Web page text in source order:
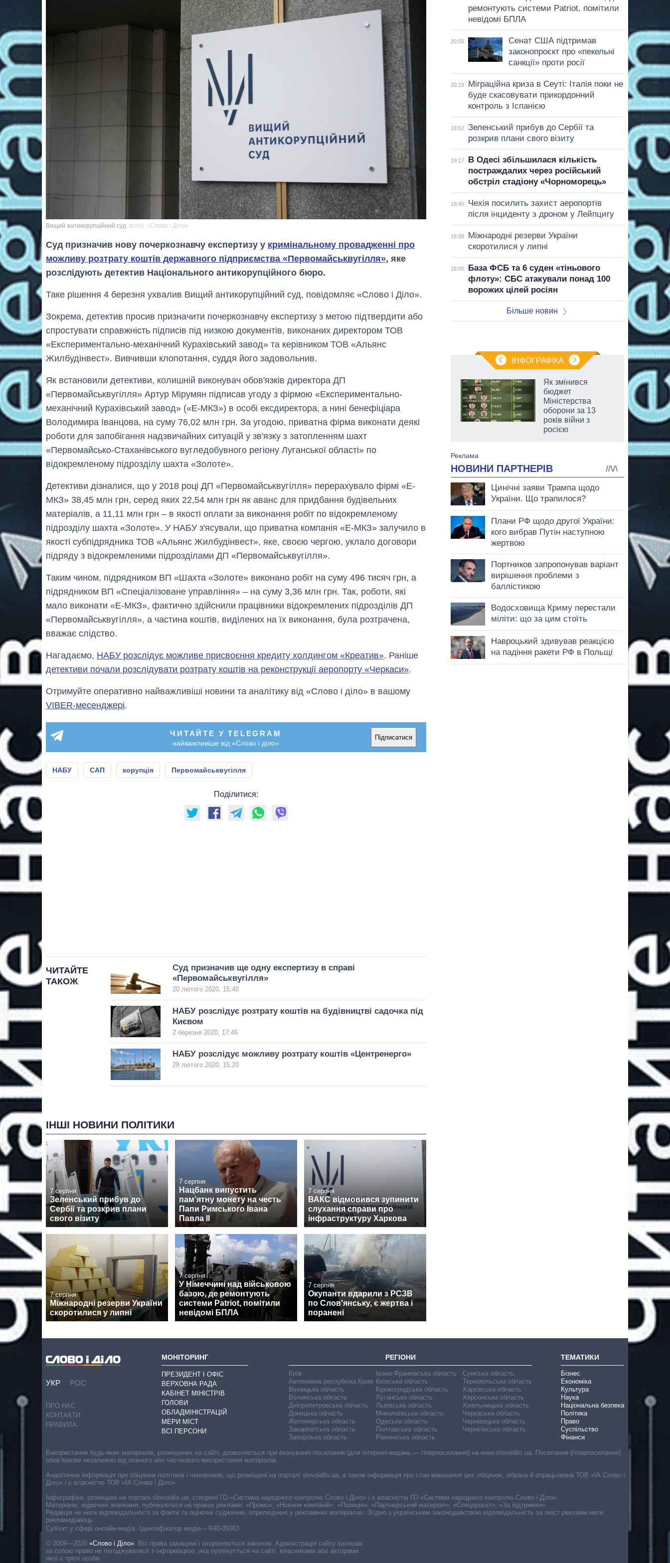
Вищий антикорупційний суд фото: «Слово і Діло»
Суд призначив нову почеркознавчу експертизу у кримінальному провадженні про
можливу розтрату коштів державного підприємства «Первомайськвугілля», яке
розслідують детектив Національного антикорупційного бюро.
Таке рішення 4 березня ухвалив Вищий антикорупційний суд, повідомляє «Слово і Діло».
Зокрема, детектив просив призначити почеркознавчу експертизу з метою підтвердити або
спростувати справжність підписів під низкою документів, виконаних директором ТОВ
«Експериментально-механічний Курахівський завод» та керівником ТОВ «Альянс
Жилбудінвест». Вивчивши клопотання, суддя його задовольнив.
Як встановили детективи, колишній виконувач обов'язків директора ДП
«Первомайськвугілля» Артур Мірумян підписав угоду з фірмою «Експериментально-
механічний Курахівський завод» («Е-МКЗ») в особі ексдиректора, а нині бенефіціара
Володимира Іванцова, на суму 76,02 млн грн. За угодою, приватна фірма виконати деякі
роботи для запобігання надзвичайних ситуацій у зв'язку з затопленням шахт
«Первомайсько-Стаханівського вугледобувного регіону Луганської області» по
відокремленому підрозділу шахта «Золоте».
Детективи дізналися, що у 2018 році ДП «Первомайськвугілля» перерахувало фірмі «Е-
МКЗ» 38,45 млн грн, серед яких 22,54 млн грн як аванс для придбання будівельних
матеріалів, а 11,11 млн грн – в якості оплати за виконання робіт по відокремленому
підрозділу шахта «Золоте». У НАБУ з'ясували, що приватна компанія «Е-МКЗ» залучило в
якості субпідрядника ТОВ «Альянс Жилбудінвест», яке, своєю чергою, уклало договори
підряду з відокремленими підрозділами ДП «Первомайськвугілля».
Таким чином, підрядником ВП «Шахта «Золоте» виконано робіт на суму 496 тисяч грн, а
підрядником ВП «Спеціалізоване управління» – на суму 3,36 млн грн. Так, роботи, які
мало виконати «Е-МКЗ», фактично здійснили працівники відокремлених підрозділів ДП
«Первомайськвугілля», а частина коштів, виділених на їх виконання, була розтрачена,
вважає слідство.
Нагадаємо, НАБУ розслідує можливе присвоєння кредиту холдингом «Креатив». Раніше
детективи почали розслідувати розтрату коштів на реконструкції аеропорту «Черкаси».
Отримуйте оперативно найважливіші новини та аналітику від «Слово і діло» в вашому
VIBER-месенджері.
ЧИТАЙТЕ У TELEGRAM
найважливіше від «Слово і діло»
Підписатися
НАБУ САП корупція Первомайськвугілля
Поділитися:
ЧИТАЙТЕ
ТАКОЖ
Суд призначив ще одну експертизу в справі
«Первомайськвугілля»
20 лютого 2020, 15:40
НАБУ розслідує розтрату коштів на будівництві садочка під
Києвом
2 березня 2020, 17:46
НАБУ розслідує можливу розтрату коштів «Центренерго»
28 лютого 2020, 15:20
ІНШІ НОВИНИ ПОЛІТИКИ
7 серпня
Зеленський прибув до
Сербії та розкрив плани
свого візиту
7 серпня
Нацбанк випустить
пам’ятну монету на честь
Папи Римського Івана
Павла II
7 серпня
ВАКС відмовився зупинити
слухання справи про
інфраструктуру Харкова
7 серпня
Міжнародні резерви України
скоротилися у липні
7 серпня
У Німеччині над військовою
базою, де ремонтують
системи Patriot, помітили
невідомі БПЛА
7 серпня
Окупанти вдарили з РСЗВ
по Слов'янську, є жертва і
поранені
ремонтують системи Patriot, помітили
невідомі БПЛА
20:55
Сенат США підтримав
законопроєкт про «пекельні
санкції» проти росії
20:19
Міграційна криза в Сеуті: Італія поки не
буде скасовувати прикордонний
контроль з Іспанією
19:52
Зеленський прибув до Сербії та
розкрив плани свого візиту
19:17
В Одесі збільшилася кількість
постраждалих через російський
обстріл стадіону «Чорноморець»
18:45
Чехія посилить захист аеропортів
після інциденту з дроном у Лейпцигу
18:09
Міжнародні резерви України
скоротилися у липні
18:05
База ФСБ та 6 суден «тіньового
флоту»: СБС атакували понад 100
ворожих цілей росіян
Більше новин
ІНФОГРАФІКА
років: хто і як
посаду керівника
СЗР
Як змінився
бюджет
Міністерства
оборони за 13
років війни з
росією
УКР РОС
ПРО НАС
КОНТАКТИ
ПРАВИЛА
МОНІТОРИНГ
ПРЕЗИДЕНТ І ОФІС
ВЕРХОВНА РАДА
КАБІНЕТ МІНІСТРІВ
ГОЛОВИ
ОБЛАДМІНІСТРАЦІЙ
МЕРИ МІСТ
ВСІ ПЕРСОНИ
РЕГІОНИ
Київ
Автономна республіка Крим
Вінницька область
Волинська область
Дніпропетровська область
Донецька область
Житомирська область
Закарпатська область
Запорізька область
Івано-Франківська область
Київська область
Кіровоградська область
Луганська область
Львівська область
Миколаївська область
Одеська область
Полтавська область
Рівненська область
Сумська область
Тернопільська область
Харківська область
Херсонська область
Хмельницька область
Черкаська область
Чернівецька область
Чернігівська область
ТЕМАТИКИ
Бізнес
Економіка
Культура
Наука
Національна безпека
Політика
Право
Суспільство
Фінанси
Cуб'єкт у сфері онлайн-медіа. Ідентифікатор медіа – R40-05063
© 2009—2026 «Слово і Діло» Всі права захищені і охороняються законом. Адміністрація сайту залишає
за собою право не погоджуватися з інформацією, яка публікується на сайті, власниками або авторами
якої є треті особи.
Використання будь-яких матеріалів, розміщених на сайті, дозволяється при вказуванні посилання (для інтернет-видань — гіперпосилання) на www.slovoidilo.ua. Посилання (гіперпосилання)
обов’язкове незалежно від повного або часткового використання матеріалів.
Аналітична інформація про обіцянки політиків і чиновників, що розміщені на порталі slovoidilo.ua, а також інформація про стан виконання цих обіцянок, зібрана й опрацьована ТОВ «ІА Слово і
Діло» і є власністю ТОВ «ІА Слово і Діло».
Інфографіки, розміщені на порталі slovoidilo.ua, створені ГО «Система народного контролю Слово і Діло» і є власністю ГО «Система народного контролю Слово і Діло».
Матеріали, відмічені значками, публікуються на правах реклами: «Промо», «Новини компаній», «Позиція», «Партнерський матеріал», «Спецпроєкт», «За підтримки».
Редакція не несе відповідальності за факти та оціночні судження, оприлюднені у рекламних матеріалах. Згідно з українським законодавством відповідальність за зміст реклами несе
рекламодавець.